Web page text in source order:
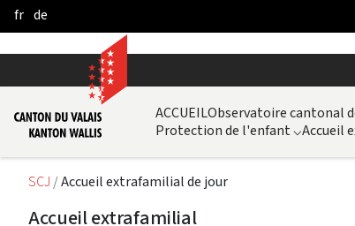
Skip to Main Content
fr de
ACCUEILObservatoire cantonal
Protection de l'enfant ⌵Accueil
SCJ Accueil extrafamilial de jour
Accueil extrafamilial